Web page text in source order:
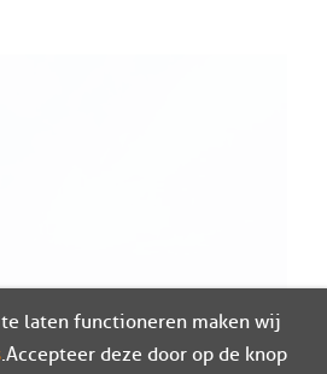
laten functioneren maken wij
. Accepteer deze door op de knop